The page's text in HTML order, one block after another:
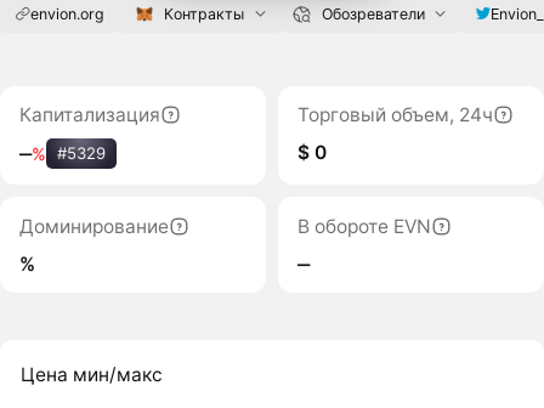
envion.org Контракты Обозреватели
Капитализация
‒% #5329
Торговый объем, 24ч
$ 0
Доминирование
%
В обороте EVN
‒
Цена мин/макс